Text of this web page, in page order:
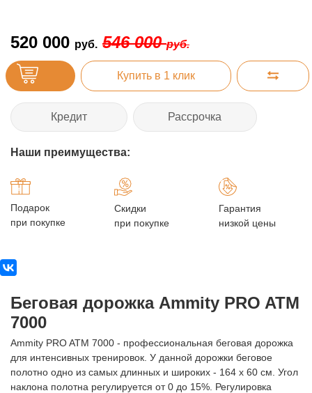
520 000 руб. 546 000руб.
Купить в 1 клик
Кредит Рассрочка
Наши преимущества:
Подарок
при покупке
Скидки
при покупке
Гарантия
низкой цены
Беговая дорожка Ammity PRO ATM
7000
Ammity PRO ATM 7000 - профессиональная беговая дорожка
для интенсивных тренировок. У данной дорожки беговое
полотно одно из самых длинных и широких - 164 х 60 см. Угол
наклона полотна регулируется от 0 до 15%. Регулировка